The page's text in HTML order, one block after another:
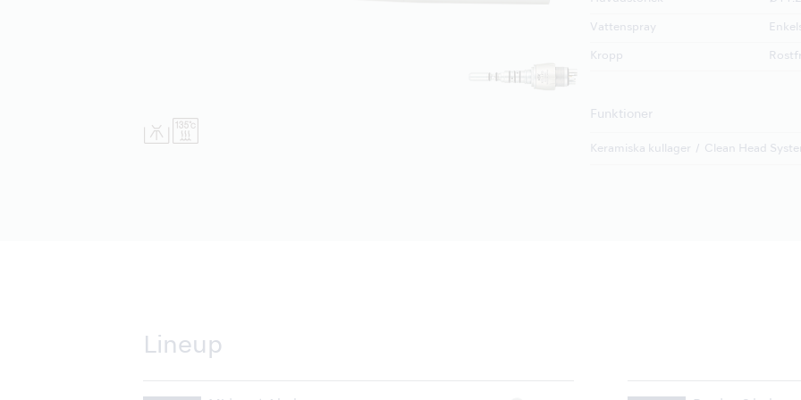
Vattenspray
Kropp
Funktioner
Keramiska kullager Clean Head
Lineup